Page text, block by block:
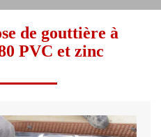
de gouttière à
PVC et zinc